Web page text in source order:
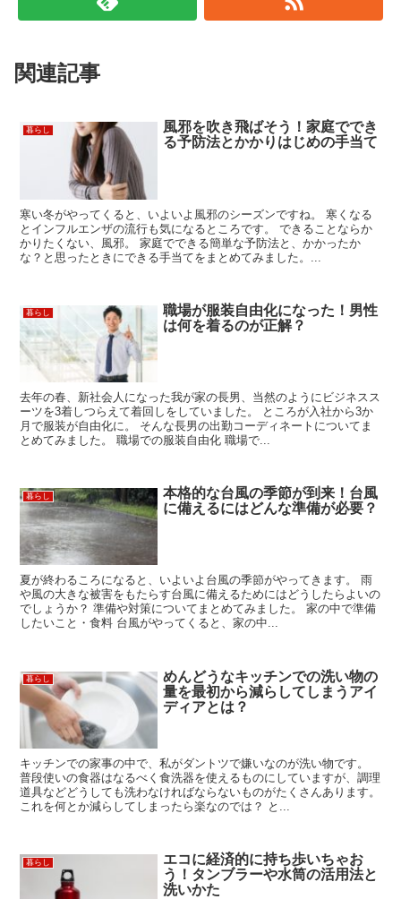
関連記事
暮らし
風邪を吹き飛ばそう！家庭ででき
る予防法とかかりはじめの手当て
寒い冬がやってくると、いよいよ風邪のシーズンですね。 寒くなる
とインフルエンザの流行も気になるところです。 できることならか
かりたくない、風邪。 家庭でできる簡単な予防法と、かかったか
な？と思ったときにできる手当てをまとめてみました。...
暮らし
職場が服装自由化になった！男性
は何を着るのが正解？
去年の春、新社会人になった我が家の長男、当然のようにビジネスス
ーツを3着しつらえて着回しをしていました。 ところが入社から3か
月で服装が自由化に。 そんな長男の出勤コーディネートについてま
とめてみました。 職場での服装自由化 職場で...
暮らし
本格的な台風の季節が到来！台風
に備えるにはどんな準備が必要？
夏が終わるころになると、いよいよ台風の季節がやってきます。 雨
や風の大きな被害をもたらす台風に備えるためにはどうしたらよいの
でしょうか？ 準備や対策についてまとめてみました。 家の中で準備
したいこと・食料 台風がやってくると、家の中...
暮らし
めんどうなキッチンでの洗い物の
量を最初から減らしてしまうアイ
ディアとは？
キッチンでの家事の中で、私がダントツで嫌いなのが洗い物です。
普段使いの食器はなるべく食洗器を使えるものにしていますが、調理
道具などどうしても洗わなければならないものがたくさんあります。
これを何とか減らしてしまったら楽なのでは？ と...
暮らし
エコに経済的に持ち歩いちゃお
う！タンブラーや水筒の活用法と
洗いかた